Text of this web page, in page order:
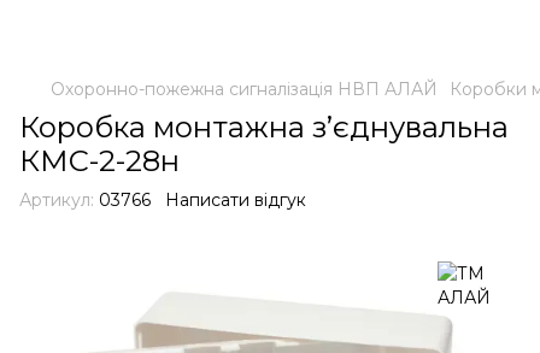
Охоронно-пожежна сигналізація НВП АЛАЙ Коробки
Коробка монтажна з’єднувальна
КМС-2-28н
Артикул: 03766 Написати відгук